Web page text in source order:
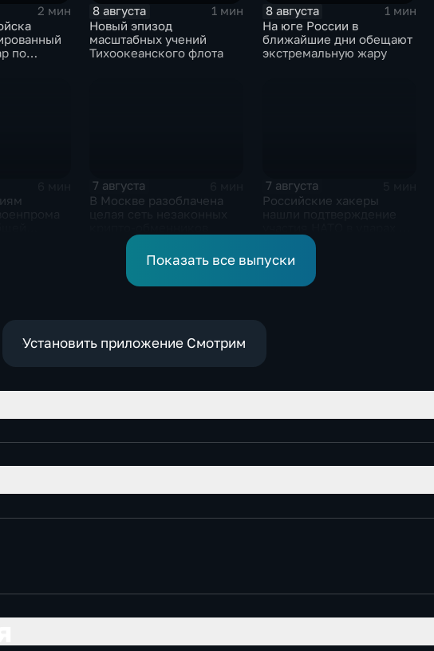
2 мин
по
8 августа
1 мин
Новый эпизод
масштабных учений
Тихоокеанского флота
8 августа
1 мин
На юге России в
ближайшие дни обещают
экстремальную жару
7 августа
В Москве разоблачена
7 августа
Российские хакеры
Показать все выпуски
Установить приложение Смотрим